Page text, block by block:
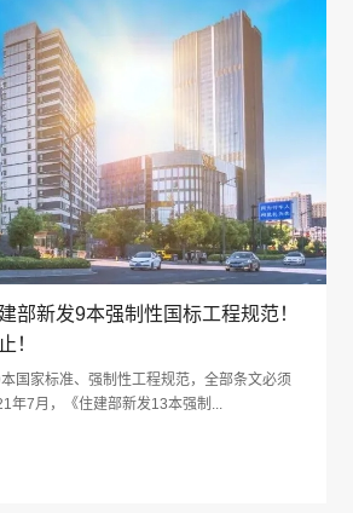
部新发9本强制性国标工程规范！
！
国家标准、强制性工程规范，全部条文必须
年7月，《住建部新发13本强制...